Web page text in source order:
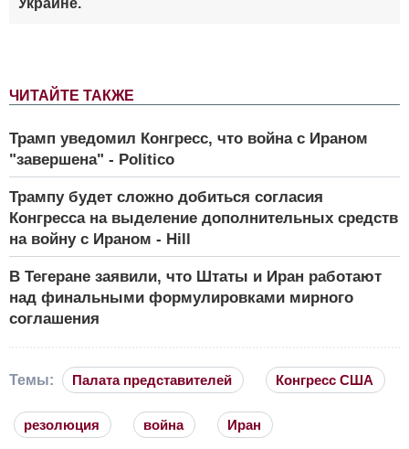
ЧИТАЙТЕ ТАКЖЕ
Трамп уведомил Конгресс, что война с Ираном
"завершена" - Politico
Трампу будет сложно добиться согласия
Конгресса на выделение дополнительных средств
на войну с Ираном - Hill
В Тегеране заявили, что Штаты и Иран работают
над финальными формулировками мирного
соглашения
Темы: Палата представителей Конгресс США
резолюция война Иран